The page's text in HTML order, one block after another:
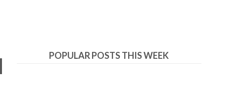
POPULAR POSTS THIS WEEK